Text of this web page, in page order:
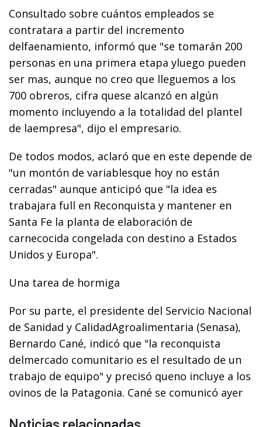
Consultado sobre cuántos empleados se
contratara a partir del incremento
delfaenamiento, informó que "se tomarán 200
personas en una primera etapa yluego pueden
ser mas, aunque no creo que lleguemos a los
700 obreros, cifra quese alcanzó en algún
momento incluyendo a la totalidad del plantel
de laempresa", dijo el empresario.
De todos modos, aclaró que en este depende de
"un montón de variablesque hoy no están
cerradas" aunque anticipó que "la idea es
trabajara full en Reconquista y mantener en
Santa Fe la planta de elaboración de
carnecocida congelada con destino a Estados
Unidos y Europa".
Una tarea de hormiga
Por su parte, el presidente del Servicio Nacional
de Sanidad y CalidadAgroalimentaria (Senasa),
Bernardo Cané, indicó que "la reconquista
delmercado comunitario es el resultado de un
trabajo de equipo" y precisó queno incluye a los
ovinos de la Patagonia. Cané se comunicó ayer